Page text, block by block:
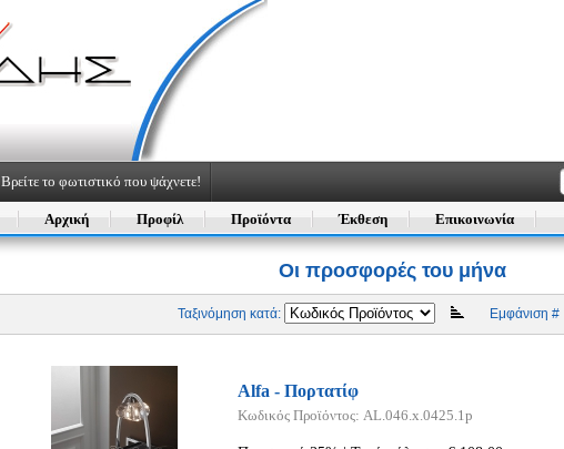
Βρείτε το φωτιστικό που ψάχνετε!
Αρχική Προφίλ Προϊόντα Έκθεση Επικοινωνία
Οι προσφορές του μήνα
Ταξινόμηση κατά: Εμφάνιση #
Alfa - Πορτατίφ
Κωδικός Προϊόντος: AL.046.x.0425.1p